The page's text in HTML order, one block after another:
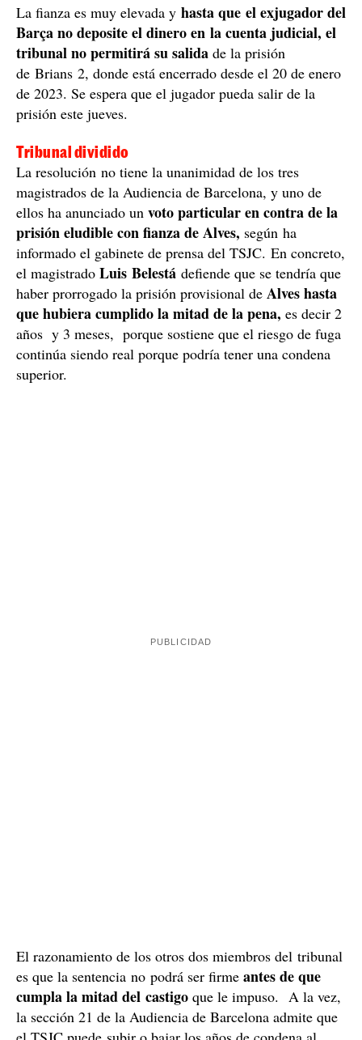
La fianza es muy elevada y hasta que el exjugador del
Barça no deposite el dinero en la cuenta judicial, el
tribunal no permitirá su salida de la prisión
de Brians 2, donde está encerrado desde el 20 de enero
de 2023. Se espera que el jugador pueda salir de la
prisión este jueves.
haber prorrogado la prisión provisional de